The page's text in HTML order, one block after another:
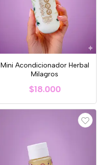
Mini Acondicionador Herbal
Milagros
$18.000